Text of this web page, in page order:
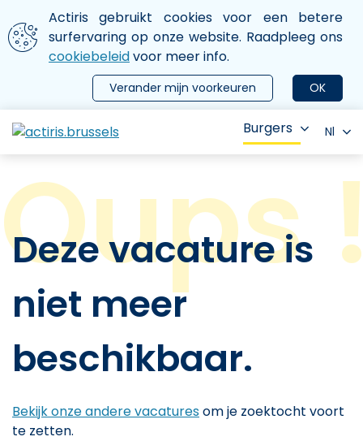
Aller au contenu principal
We gebruiken cookies
Actiris gebruikt cookies voor een betere
surfervaring op onze website. Raadpleeg ons
cookiebeleidvoor meer info.
OK
Verander mijn voorkeuren
le menu
Burgers Nl
Deze vacature is
niet meer
beschikbaar.
Bekijk onze andere vacaturesom je zoektocht voort
te zetten.